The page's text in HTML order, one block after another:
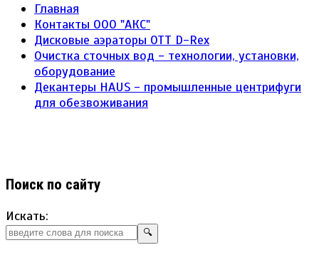
Главная
Контакты ООО "АКС"
Дисковые аэраторы ОТТ D-Rex
Очистка сточных вод - технологии, установки,
оборудование
Декантеры HAUS - промышленные центрифуги
для обезвоживания
Поиск по сайту
Искать:
🔍